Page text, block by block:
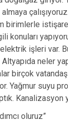
birimlerle
işleri var.
neler
birçok
Yağmur suyu
Kanalizasyon
oluruz”